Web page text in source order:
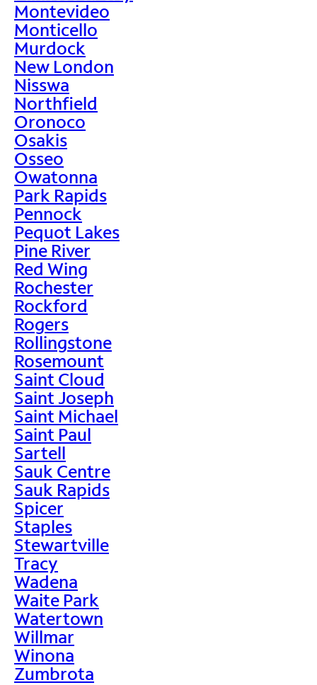
Montevideo
Monticello
Murdock
New London
Nisswa
Northfield
Oronoco
Osakis
Osseo
Owatonna
Park Rapids
Pennock
Pequot Lakes
Pine River
Red Wing
Rochester
Rockford
Rogers
Rollingstone
Rosemount
Saint Cloud
Saint Joseph
Saint Michael
Saint Paul
Sartell
Sauk Centre
Sauk Rapids
Spicer
Staples
Stewartville
Tracy
Wadena
Waite Park
Watertown
Willmar
Winona
Zumbrota